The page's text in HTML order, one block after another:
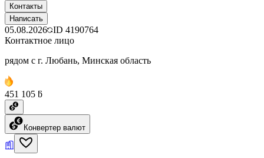
Контакты
Написать
05.08.2026 ID 4190764
Контактное лицо
рядом с г. Любань, Минская область
451 105 ƃ
Конвертер валют